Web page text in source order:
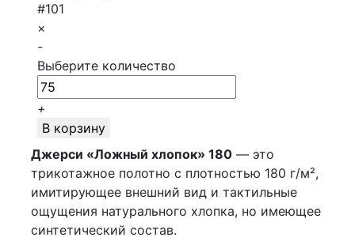
#101
×
-
Выберите количество
+
В корзину
Джерси «Ложный хлопок» 180 — это
трикотажное полотно с плотностью 180 г/м²,
имитирующее внешний вид и тактильные
ощущения натурального хлопка, но имеющее
синтетический состав.